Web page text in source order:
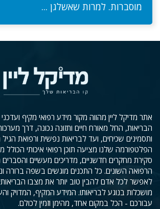
מוסברות. למרות שאשלגן ...
אתר מדיקל ליין מהווה מקור מידע רפואי מקיף ועדכני
הבריאות, החל מאורח חיים ותזונה נכונה, דרך
ותסמינים שכיחים, ועד לבריאות נפשית ורפואת
הפלטפורמה שלנו מציעה תוכן רפואי איכותי הכולל
סקירת מחקרים חדשניים, מדריכים מעשיים
הרפואה השונים. כל התכנים מוגשים בשפה ברורה
לאפשר לכל אדם להבין טוב יותר את מצבו
מושכלות בנוגע לבריאותו. המידע המקיף, המדויק
עבורכם - הכל במקום אחד, מהימן וזמין לכולם.